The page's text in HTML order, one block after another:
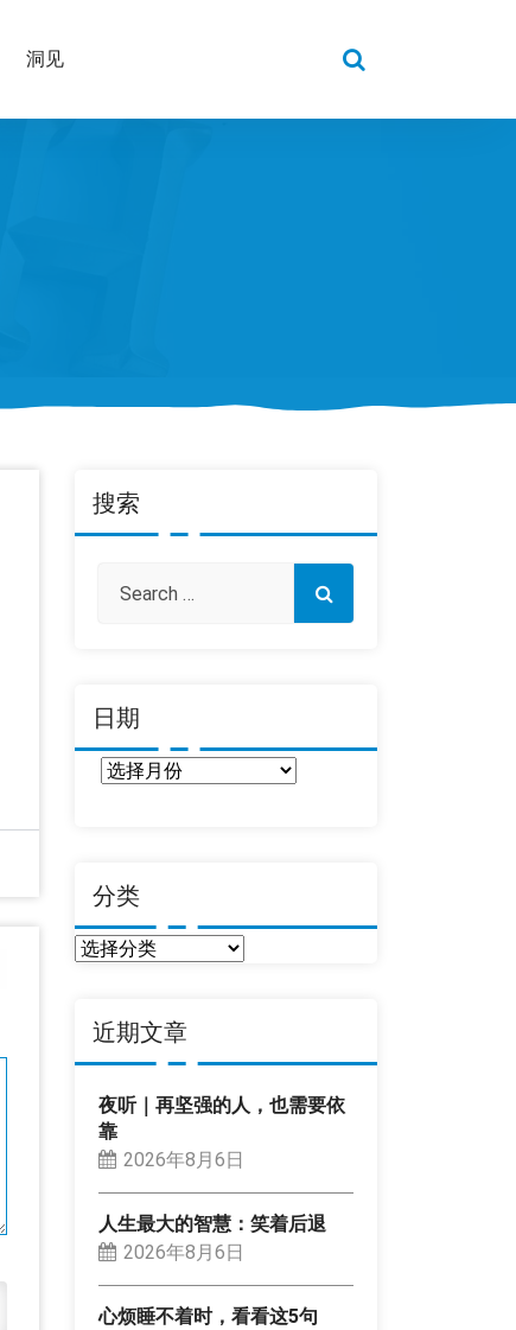
洞见
搜索
日期
分类
分
近期文章
夜听｜再坚强的人，也需要依
靠
2026年8月6日
人生最大的智慧：笑着后退
2026年8月6日
心烦睡不着时，看看这5句